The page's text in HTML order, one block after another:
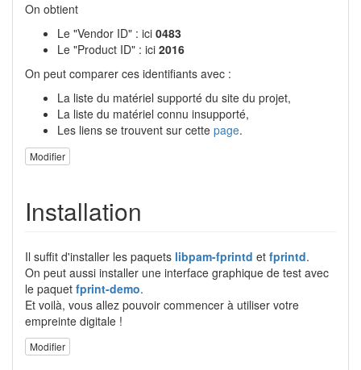
On obtient
Le "Vendor ID" : ici 0483
Le "Product ID" : ici 2016
On peut comparer ces identifiants avec :
La liste du matériel supporté du site du projet,
La liste du matériel connu insupporté,
Les liens se trouvent sur cette page.
Modifier
Installation
Il suffit d'installer les paquets libpam-fprintd et fprintd.
On peut aussi installer une interface graphique de test avec
le paquet fprint-demo.
Et voilà, vous allez pouvoir commencer à utiliser votre
empreinte digitale !
Modifier